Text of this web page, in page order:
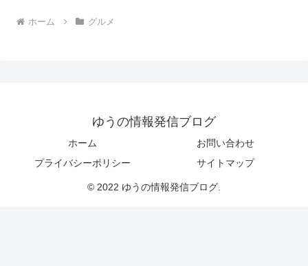
ホーム グルメ
ゆうの情報発信ブログ
ホーム
お問い合わせ
プライバシーポリシー
サイトマップ
© 2022 ゆうの情報発信ブログ.